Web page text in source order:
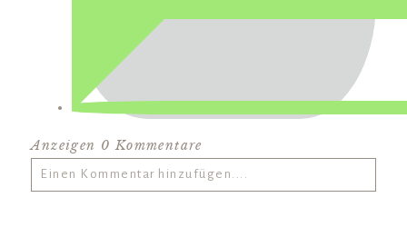
Anzeigen 0 Kommentare
Einen Kommentar hinzufügen....